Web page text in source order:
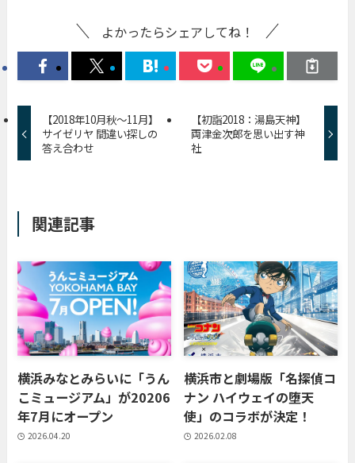
よかったらシェアしてね！
【2018年10月秋〜11月】
サイゼリヤ 間違い探しの
答え合わせ
【初詣2018：湯島天神】
両津金次郎を思い出す神
社
関連記事
横浜みなとみらいに「うん
こミュージアム」が20206
年7月にオープン
2026.04.20
横浜市と劇場版「名探偵コ
ナン ハイウェイの堕天
使」のコラボが決定！
2026.02.08